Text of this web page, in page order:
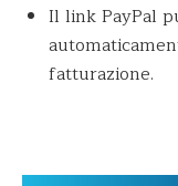
Il link PayPal
fatturazione.